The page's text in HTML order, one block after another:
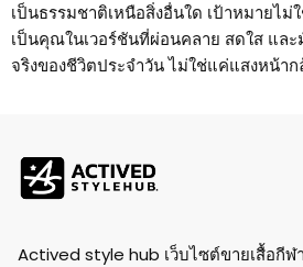
เป็นธรรมชาติเหนือสิ่งอื่นใด เป้าหมายไ
เป็นคุณในเวอร์ชันที่ผ่อนคลาย สดใส แล
จริงของชีวิตประจำวัน ไม่ใช่แค่แสงหน้าก
Actived style hub เว็บไซต์ขายเสื้อกีฬ